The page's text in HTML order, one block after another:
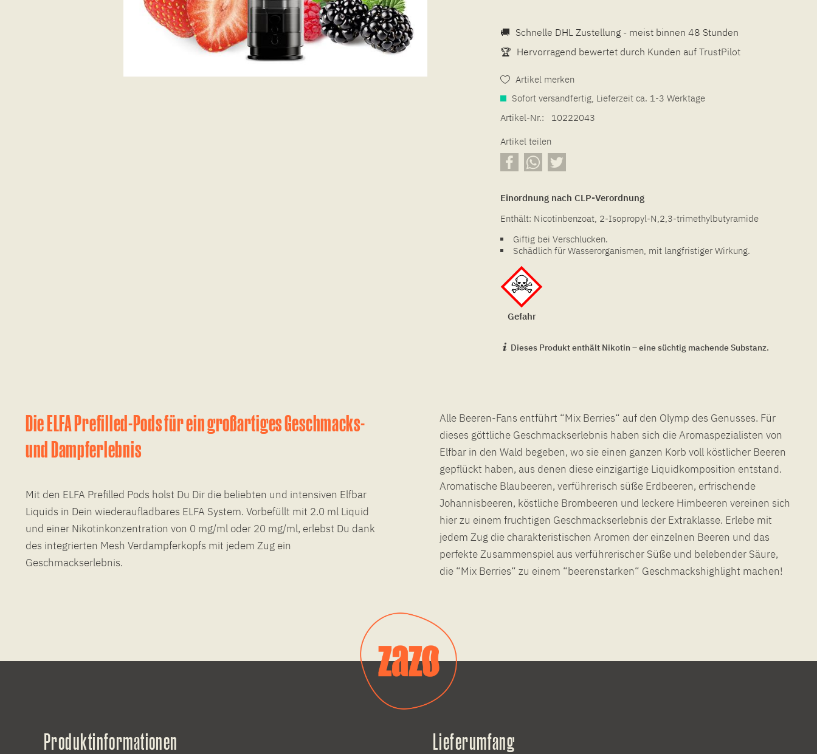
🚚 Schnelle DHL Zustellung - meist binnen 48 Stunden
🏆 Hervorragend bewertet durch Kunden aufTrustPilot
Artikel merken
Sofort versandfertig, Lieferzeit ca. 1-3 Werktage
Artikel-Nr.:
10222043
Artikel teilen
Einordnung nach CLP-Verordnung
Enthält: Nicotinbenzoat, 2-Isopropyl-N,2,3-trimethylbutyramide
Giftig bei Verschlucken.
Schädlich für Wasserorganismen, mit langfristiger Wirkung.
Gefahr
Dieses Produkt enthält Nikotin – eine süchtig machende Substanz.
Die ELFA Prefilled-Pods für ein großartiges Geschmacks-
und Dampferlebnis
Mit den ELFA Prefilled Pods holst Du Dir die beliebten und intensiven Elfbar
Liquids in Dein wiederaufladbares ELFA System. Vorbefüllt mit 2.0 ml Liquid
und einer Nikotinkonzentration von 0 mg/ml oder 20 mg/ml, erlebst Du dank
des integrierten Mesh Verdampferkopfs mit jedem Zug ein
Geschmackserlebnis.
Alle Beeren-Fans entführt “Mix Berries“ auf den Olymp des Genusses. Für
dieses göttliche Geschmackserlebnis haben sich die Aromaspezialisten von
Elfbar in den Wald begeben, wo sie einen ganzen Korb voll köstlicher Beeren
gepflückt haben, aus denen diese einzigartige Liquidkomposition entstand.
Aromatische Blaubeeren, verführerisch süße Erdbeeren, erfrischende
Johannisbeeren, köstliche Brombeeren und leckere Himbeeren vereinen sich
hier zu einem fruchtigen Geschmackserlebnis der Extraklasse. Erlebe mit
jedem Zug die charakteristischen Aromen der einzelnen Beeren und das
perfekte Zusammenspiel aus verführerischer Süße und belebender Säure,
die “Mix Berries“ zu einem “beerenstarken“ Geschmackshighlight machen!
Produktinformationen Lieferumfang